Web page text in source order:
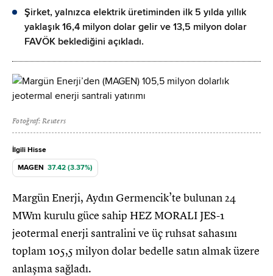
Şirket, yalnızca elektrik üretiminden ilk 5 yılda yıllık
yaklaşık 16,4 milyon dolar gelir ve 13,5 milyon dolar
FAVÖK beklediğini açıkladı.
Fotoğraf: Reuters
İlgili Hisse
MAGEN 37.42 (3.37%)
Margün Enerji, Aydın Germencik’te bulunan 24
MWm kurulu güce sahip HEZ MORALI JES-1
jeotermal enerji santralini ve üç ruhsat sahasını
toplam 105,5 milyon dolar bedelle satın almak üzere
anlaşma sağladı.